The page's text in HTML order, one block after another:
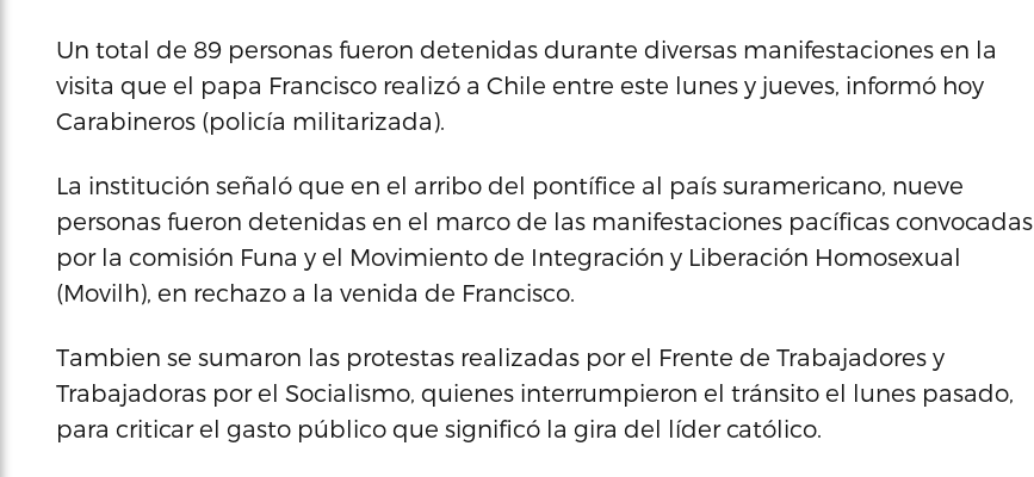
Un total de 89 personas fueron detenidas durante diversas manifestaciones en la
visita que el papa Francisco realizó a Chile entre este lunes y jueves, informó hoy
Carabineros (policía militarizada).
La institución señaló que en el arribo del pontífice al país suramericano, nueve
personas fueron detenidas en el marco de las manifestaciones pacíficas convocadas
por la comisión Funa y el Movimiento de Integración y Liberación Homosexual
(Movilh), en rechazo a la venida de Francisco.
Tambien se sumaron las protestas realizadas por el Frente de Trabajadores y
Trabajadoras por el Socialismo, quienes interrumpieron el tránsito el lunes pasado,
para criticar el gasto público que significó la gira del líder católico.